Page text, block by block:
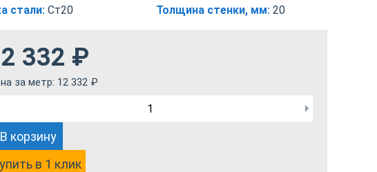
стали: Ст20
Толщина стенки, мм: 20
332 ₽
за метр: 12 332 ₽
В корзину
в 1 клик